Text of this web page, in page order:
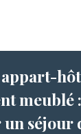
meublé
séjour